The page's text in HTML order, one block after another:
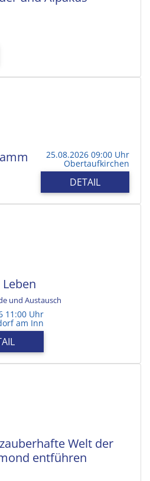
25.08.2026 09:00 Uhr
Obertaufkirchen
DETAIL
und Austausch
11:00 Uhr
am Inn
Welt der
entführen